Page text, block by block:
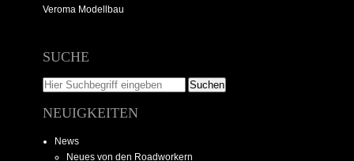
Veroma Modellbau
SUCHE
NEUIGKEITEN
News
Neues von den Roadworkern